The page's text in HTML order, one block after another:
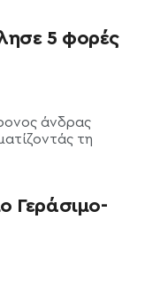
5 φορές
άνδρας
τη
Γεράσιμο-